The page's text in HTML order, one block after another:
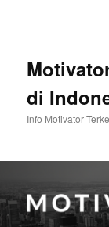
di
Info Motivator